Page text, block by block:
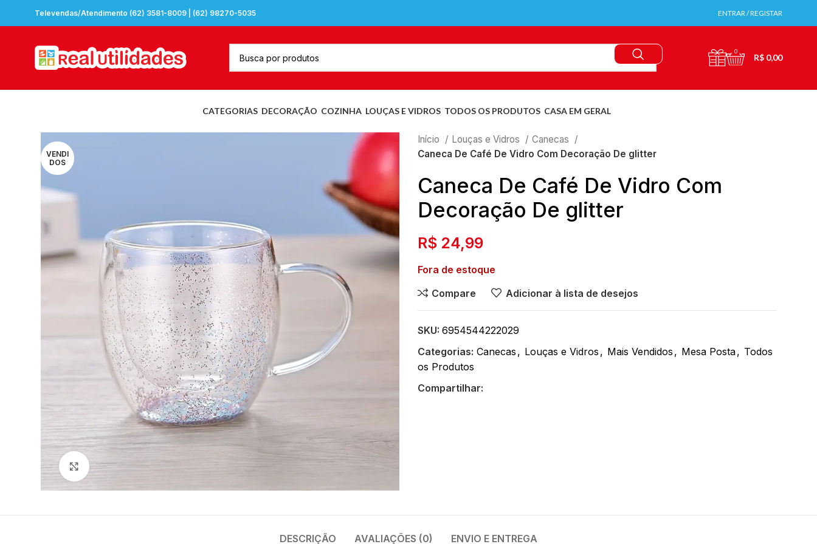
Televendas/Atendimento (62) 3581-8009 | (62) 98270-5035 ENTRAR / REGISTAR
0
R$ 0,00
CATEGORIAS DECORAÇÃO COZINHA LOUÇAS E VIDROS TODOS OS PRODUTOS CASA EM GERAL
VENDI
DOS
Clique para ampliar
Início Louças e Vidros
Canecas
Caneca De Café De Vidro Com Decoração De glitter
Caneca De Café De Vidro Com
Decoração De glitter
R$ 24,99
Fora de estoque
Compare
Adicionar à lista de desejos
SKU: 6954544222029
Categorias: Canecas , Louças e Vidros , Mais Vendidos , Mesa Posta, Todos
os Produtos
Compartilhar:
DESCRIÇÃO AVALIAÇÕES (0) ENVIO E ENTREGA